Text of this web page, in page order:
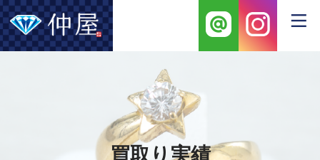
買取り実績